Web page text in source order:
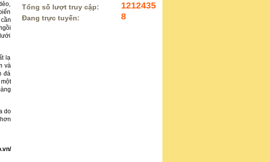
lạ
và
đá
do
Tổng số lượt truy cập: 1212435
Đang trực tuyến: 8